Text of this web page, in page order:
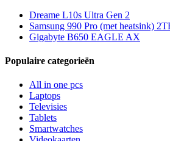
Dreame L10s Ultra Gen 2
Samsung 990 Pro (met heatsink)
Gigabyte B650 EAGLE AX
Populaire categorieën
All in one pcs
Laptops
Televisies
Tablets
Smartwatches